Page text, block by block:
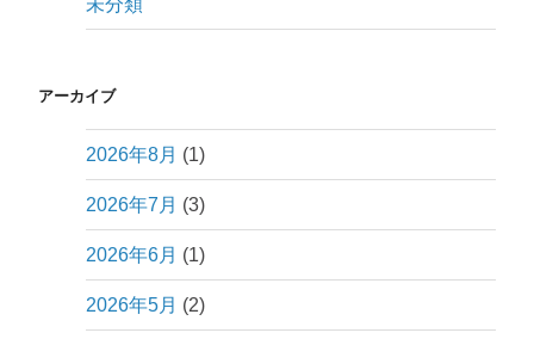
未分類
アーカイブ
2026年8月 (1)
2026年7月 (3)
2026年6月 (1)
2026年5月 (2)